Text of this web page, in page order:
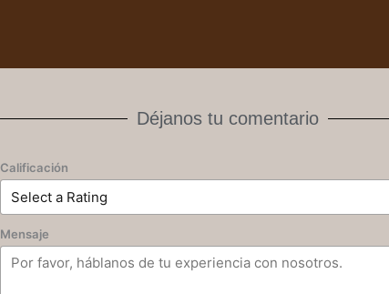
Déjanos tu comentario
Calificación
Mensaje